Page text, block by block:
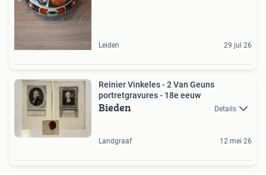
Leiden 29 jul 26
Reinier Vinkeles - 2 Van Geuns
portretgravures - 18e eeuw
Bieden Details
Landgraaf 12 mei 26